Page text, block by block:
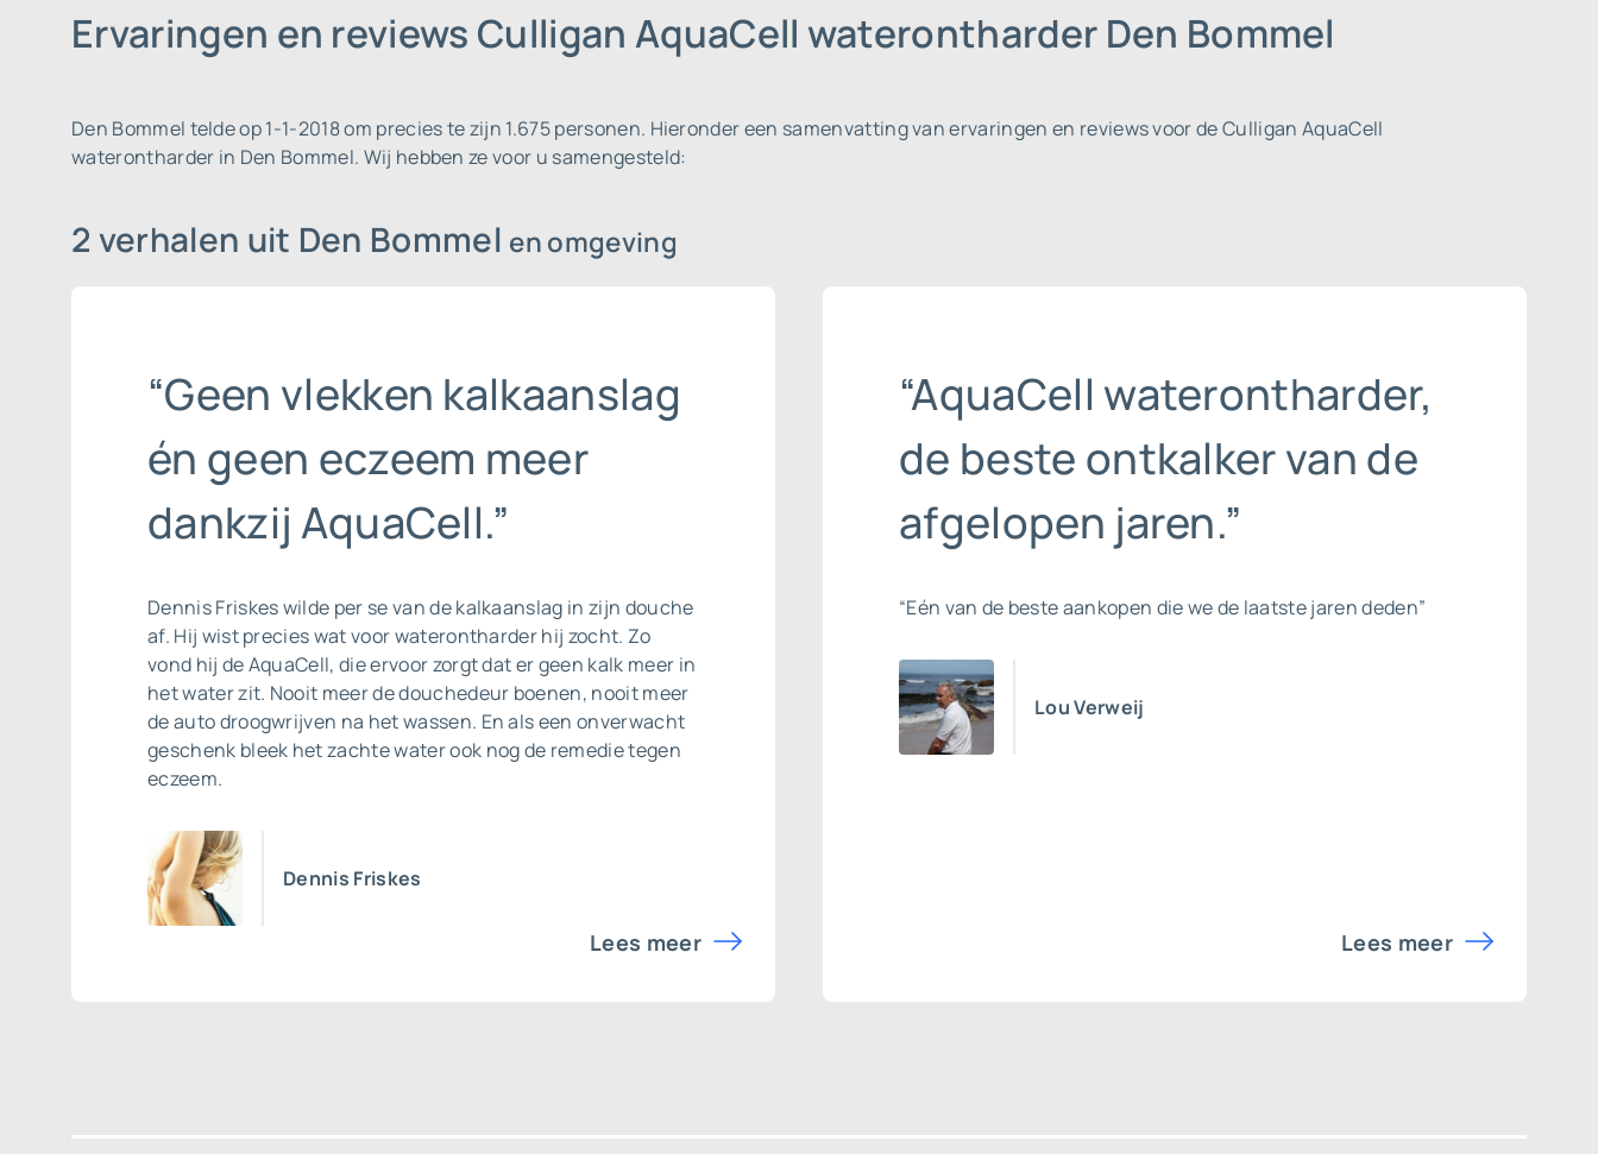
Ervaringen en reviews Culligan AquaCell waterontharder Den Bommel
Den Bommel telde op 1-1-2018 om precies te zijn 1.675 personen. Hieronder een samenvatting van ervaringen en reviews voor de Culligan AquaCell
waterontharder in Den Bommel. Wij hebben ze voor u samengesteld:
2 verhalen uit Den Bommel en omgeving
“Geen vlekken kalkaanslag
én geen eczeem meer
dankzij AquaCell.”
Dennis Friskes wilde per se van dekalkaanslag in zijn douche
af. Hij wist precies wat voor waterontharder hij zocht. Zo
vond hij de AquaCell, die ervoor zorgt dat er geen kalk meer in
het water zit. Nooit meer de douchedeur boenen, nooit meer
de auto droogwrijven na het wassen. En als een onverwacht
geschenk bleek het zachte water ook nog de remedie tegen
eczeem.
Dennis Friskes
Lees meer
“AquaCell waterontharder,
de beste ontkalker van de
afgelopen jaren.”
“Eén van de beste aankopen die we de laatste jaren deden”
Lou Verweij
Lees meer